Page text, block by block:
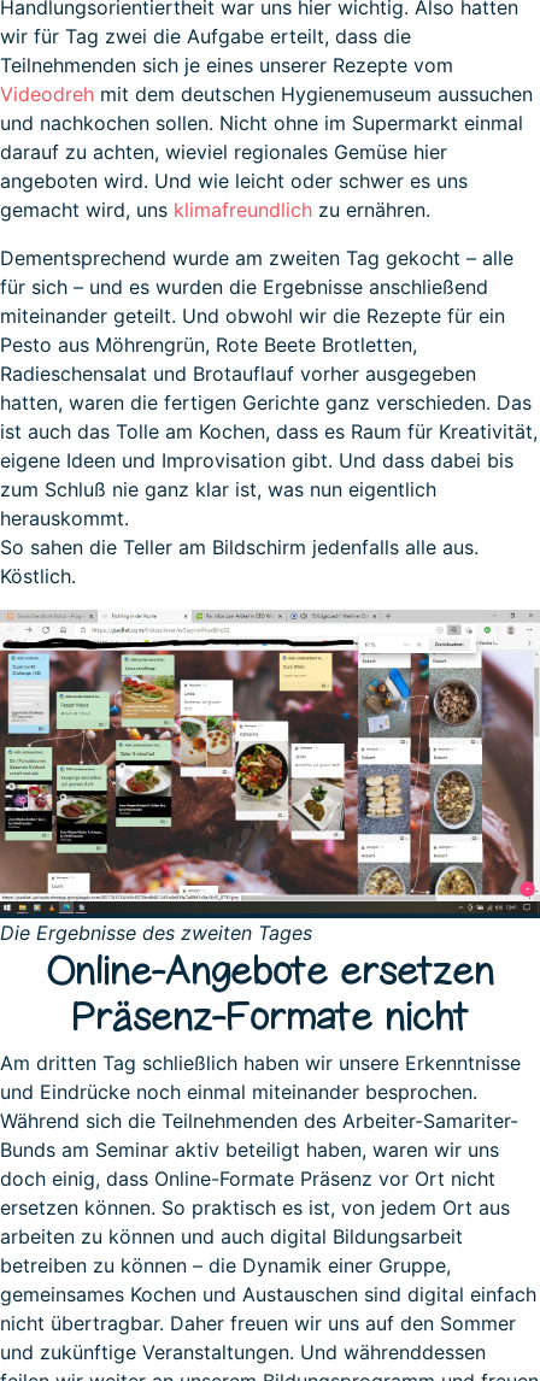
Handlungsorientiertheit war uns hier wichtig. Also hatten
wir für Tag zwei die Aufgabe erteilt, dass die
Teilnehmenden sich je eines unserer Rezepte vom
Videodreh mit dem deutschen Hygienemuseum aussuchen
und nachkochen sollen. Nicht ohne im Supermarkt einmal
darauf zu achten, wieviel regionales Gemüse hier
angeboten wird. Und wie leicht oder schwer es uns
gemacht wird, uns klimafreundlich zu ernähren.
Dementsprechend wurde am zweiten Tag gekocht – alle
für sich – und es wurden die Ergebnisse anschließend
miteinander geteilt. Und obwohl wir die Rezepte für ein
Pesto aus Möhrengrün, Rote Beete Brotletten,
Radieschensalat und Brotauflauf vorher ausgegeben
hatten, waren die fertigen Gerichte ganz verschieden. Das
ist auch das Tolle am Kochen, dass es Raum für Kreativität,
eigene Ideen und Improvisation gibt. Und dass dabei bis
zum Schluß nie ganz klar ist, was nun eigentlich
herauskommt.
So sahen die Teller am Bildschirm jedenfalls alle aus.
Köstlich.
Die Ergebnisse des zweiten Tages
Online-Angebote ersetzen
Präsenz-Formate nicht
Am dritten Tag schließlich haben wir unsere Erkenntnisse
und Eindrücke noch einmal miteinander besprochen.
Während sich die Teilnehmenden des Arbeiter-Samariter-
Bunds am Seminar aktiv beteiligt haben, waren wir uns
doch einig, dass Online-Formate Präsenz vor Ort nicht
ersetzen können. So praktisch es ist, von jedem Ort aus
arbeiten zu können und auch digital Bildungsarbeit
betreiben zu können – die Dynamik einer Gruppe,
gemeinsames Kochen und Austauschen sind digital einfach
nicht übertragbar. Daher freuen wir uns auf den Sommer
und zukünftige Veranstaltungen. Und währenddessen